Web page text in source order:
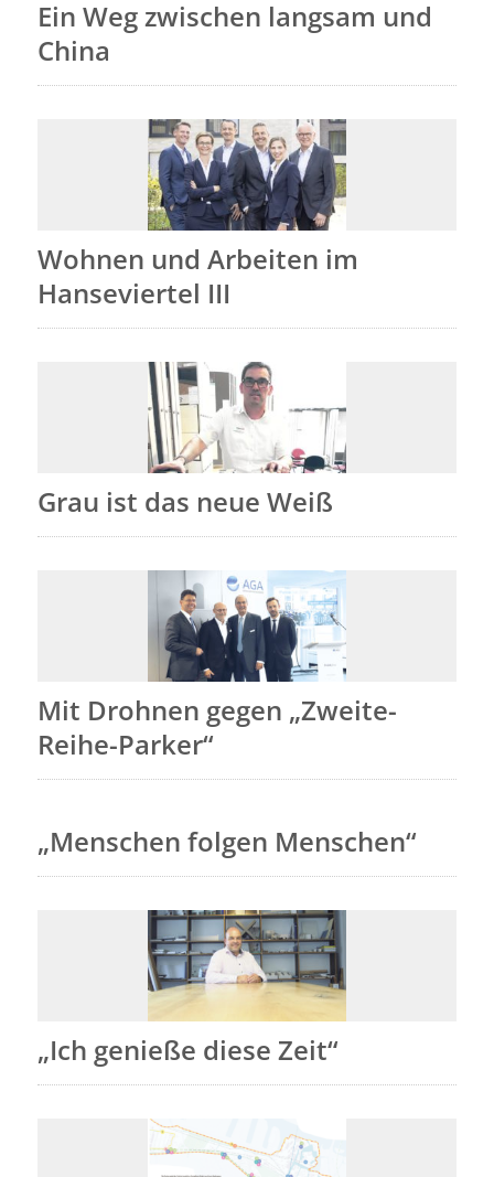
Ein Weg zwischen langsam und
China
Wohnen und Arbeiten im
Hanseviertel III
Grau ist das neue Weiß
Mit Drohnen gegen „Zweite-
Reihe-Parker“
„Menschen folgen Menschen“
„Ich genieße diese Zeit“